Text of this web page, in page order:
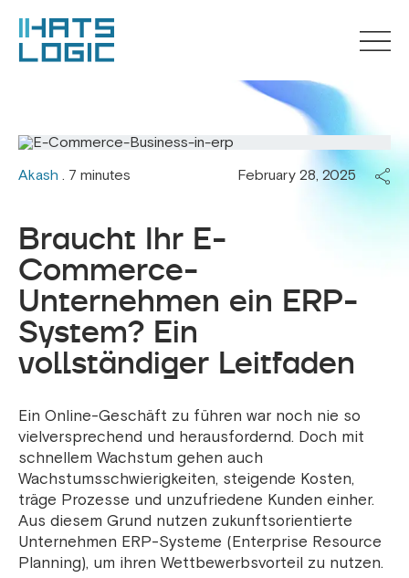
Akash . 7 minutes February 28, 2025
Braucht Ihr E-
Commerce-
Unternehmen ein ERP-
System? Ein
vollständiger Leitfaden
Ein Online-Geschäft zu führen war noch nie so
vielversprechend und herausfordernd. Doch mit
schnellem Wachstum gehen auch
Wachstumsschwierigkeiten, steigende Kosten,
träge Prozesse und unzufriedene Kunden einher.
Aus diesem Grund nutzen zukunftsorientierte
Unternehmen ERP-Systeme (Enterprise Resource
Planning), um ihren Wettbewerbsvorteil zu nutzen.